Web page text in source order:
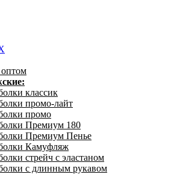
классик
промо-лайт
промо
Премиум 180
Премиум Пенье
Камуфляж
стрейч с эластаном
с длинным рукавом